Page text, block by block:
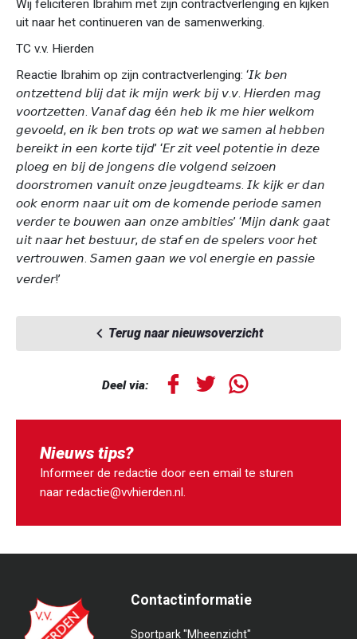
Wij feliciteren Ibrahim met zijn contractverlenging en kijken
uit naar het continueren van de samenwerking.
TC v.v. Hierden
Reactie Ibrahim op zijn contractverlenging: ‘𝘐𝘬 𝘣𝘦𝘯
𝘰𝘯𝘵𝘻𝘦𝘵𝘵𝘦𝘯𝘥 𝘣𝘭𝘪𝘫 𝘥𝘢𝘵 𝘪𝘬 𝘮𝘪𝘫𝘯 𝘸𝘦𝘳𝘬 𝘣𝘪𝘫 𝘷.𝘷. 𝘏𝘪𝘦𝘳𝘥𝘦𝘯 𝘮𝘢𝘨
𝘷𝘰𝘰𝘳𝘵𝘻𝘦𝘵𝘵𝘦𝘯. 𝘝𝘢𝘯𝘢𝘧 𝘥𝘢𝘨 éé𝘯 𝘩𝘦𝘣 𝘪𝘬 𝘮𝘦 𝘩𝘪𝘦𝘳 𝘸𝘦𝘭𝘬𝘰𝘮
𝘨𝘦𝘷𝘰𝘦𝘭𝘥, 𝘦𝘯 𝘪𝘬 𝘣𝘦𝘯 𝘵𝘳𝘰𝘵𝘴 𝘰𝘱 𝘸𝘢𝘵 𝘸𝘦 𝘴𝘢𝘮𝘦𝘯 𝘢𝘭 𝘩𝘦𝘣𝘣𝘦𝘯
𝘣𝘦𝘳𝘦𝘪𝘬𝘵 𝘪𝘯 𝘦𝘦𝘯 𝘬𝘰𝘳𝘵𝘦 𝘵𝘪𝘫𝘥’ ‘𝘌𝘳 𝘻𝘪𝘵 𝘷𝘦𝘦𝘭 𝘱𝘰𝘵𝘦𝘯𝘵𝘪𝘦 𝘪𝘯 𝘥𝘦𝘻𝘦
𝘱𝘭𝘰𝘦𝘨 𝘦𝘯 𝘣𝘪𝘫 𝘥𝘦 𝘫𝘰𝘯𝘨𝘦𝘯𝘴 𝘥𝘪𝘦 𝘷𝘰𝘭𝘨𝘦𝘯𝘥 𝘴𝘦𝘪𝘻𝘰𝘦𝘯
𝘥𝘰𝘰𝘳𝘴𝘵𝘳𝘰𝘮𝘦𝘯 𝘷𝘢𝘯𝘶𝘪𝘵 𝘰𝘯𝘻𝘦 𝘫𝘦𝘶𝘨𝘥𝘵𝘦𝘢𝘮𝘴. 𝘐𝘬 𝘬𝘪𝘫𝘬 𝘦𝘳 𝘥𝘢𝘯
𝘰𝘰𝘬 𝘦𝘯𝘰𝘳𝘮 𝘯𝘢𝘢𝘳 𝘶𝘪𝘵 𝘰𝘮 𝘥𝘦 𝘬𝘰𝘮𝘦𝘯𝘥𝘦 𝘱𝘦𝘳𝘪𝘰𝘥𝘦 𝘴𝘢𝘮𝘦𝘯
𝘷𝘦𝘳𝘥𝘦𝘳 𝘵𝘦 𝘣𝘰𝘶𝘸𝘦𝘯 𝘢𝘢𝘯 𝘰𝘯𝘻𝘦 𝘢𝘮𝘣𝘪𝘵𝘪𝘦𝘴’ ‘𝘔𝘪𝘫𝘯 𝘥𝘢𝘯𝘬 𝘨𝘢𝘢𝘵
𝘶𝘪𝘵 𝘯𝘢𝘢𝘳 𝘩𝘦𝘵 𝘣𝘦𝘴𝘵𝘶𝘶𝘳, 𝘥𝘦 𝘴𝘵𝘢𝘧 𝘦𝘯 𝘥𝘦 𝘴𝘱𝘦𝘭𝘦𝘳𝘴 𝘷𝘰𝘰𝘳 𝘩𝘦𝘵
𝘷𝘦𝘳𝘵𝘳𝘰𝘶𝘸𝘦𝘯. 𝘚𝘢𝘮𝘦𝘯 𝘨𝘢𝘢𝘯 𝘸𝘦 𝘷𝘰𝘭 𝘦𝘯𝘦𝘳𝘨𝘪𝘦 𝘦𝘯 𝘱𝘢𝘴𝘴𝘪𝘦
𝘷𝘦𝘳𝘥𝘦𝘳!’
Terug naar nieuwsoverzicht
Deel via:
Nieuws tips?
Informeer de redactie door een email te sturen
naar redactie@vvhierden.nl.
Contactinformatie
Sportpark "Mheenzicht"